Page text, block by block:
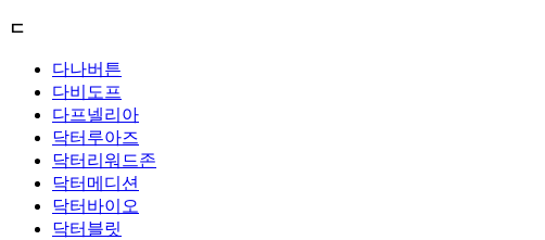
ㄷ
다나버튼
다비도프
다프넬리아
닥터루아즈
닥터리워드존
닥터메디션
닥터바이오
닥터블릿